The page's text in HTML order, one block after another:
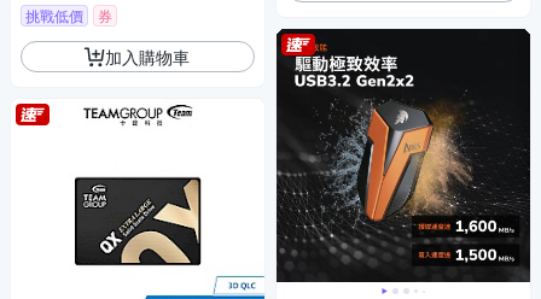
挑戰低價 券
加入購物車